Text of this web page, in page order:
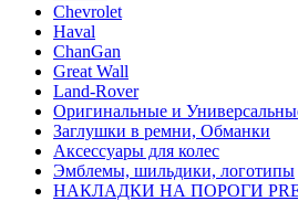
Chevrolet
Haval
ChanGan
Great Wall
Land-Rover
Оригинальные и
Заглушки в ремни, Обманки
Аксессуары для колес
Эмблемы, шильдики, логотипы
НАКЛАДКИ НА ПОРОГИ